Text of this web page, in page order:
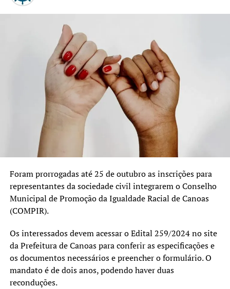
Foram prorrogadas até 25 de outubro as inscrições para
representantes da sociedade civil integrarem o Conselho
Municipal de Promoção da Igualdade Racial de Canoas
(COMPIR).
Os interessados devem acessar o Edital 259/2024 no site
da Prefeitura de Canoas para conferir as especificações e
os documentos necessários e preencher o formulário. O
mandato é de dois anos, podendo haver duas
reconduções.